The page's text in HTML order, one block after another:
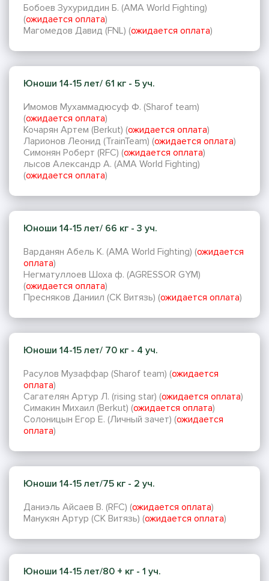
Бобоев Зухуриддин Б. (AMA World Fighting)
(ожидается оплата)
Магомедов Давид (FNL) (ожидается оплата)
Юноши 14-15 лет/ 61 кг - 5 уч.
Имомов Мухаммадюсуф Ф. (Sharof team)
(ожидается оплата)
Кочарян Артем (Berkut) (ожидается оплата)
Ларионов Леонид (TrainTeam) (ожидается оплата)
Симонян Роберт (RFC) (ожидается оплата)
лысов Александр А. (AMA World Fighting)
(ожидается оплата)
Юноши 14-15 лет/ 66 кг - 3 уч.
Варданян Абель К. (AMA World Fighting) (ожидается
оплата)
Негматуллоев Шоха ф. (AGRESSOR GYM)
(ожидается оплата)
Пресняков Даниил (СК Витязь) (ожидается оплата)
Юноши 14-15 лет/ 70 кг - 4 уч.
Расулов Музаффар (Sharof team) (ожидается
оплата)
Сагателян Артур Л. (rising star) (ожидается оплата)
Симакин Михаил (Berkut) (ожидается оплата)
Солоницын Егор Е. (Личный зачет) (ожидается
оплата)
Юноши 14-15 лет/75 кг - 2 уч.
Даниэль Айсаев В. (RFC) (ожидается оплата)
Манукян Артур (СК Витязь) (ожидается оплата)
Юноши 14-15 лет/80 + кг - 1 уч.